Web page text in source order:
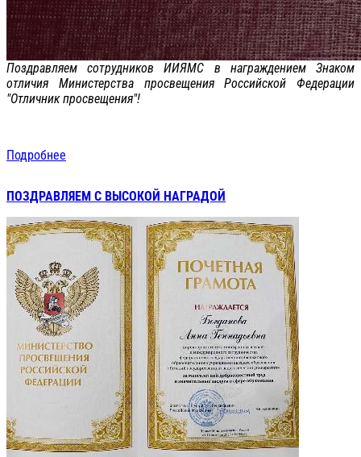
Поздравляем сотрудников ИИЯМС в награждением Знаком
отличия Министерства просвещения Российской Федерации
"Отличник просвещения"!
Подробнее
ПОЗДРАВЛЯЕМ С ВЫСОКОЙ НАГРАДОЙ